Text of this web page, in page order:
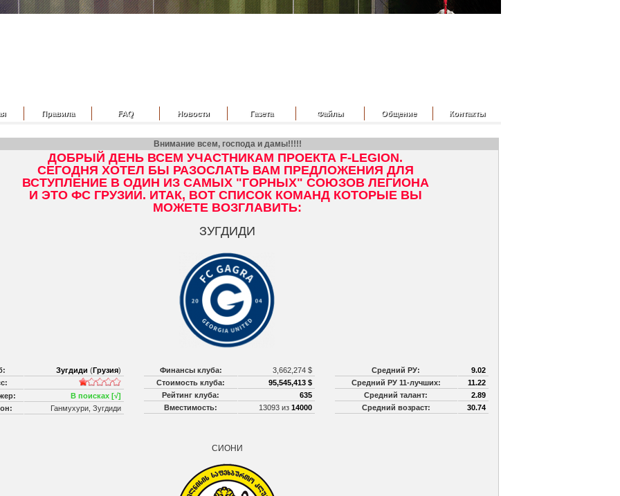
Правила FAQ Новости Газета Файлы Общение Контакты
Внимание всем, господа и дамы!!!!!
ДОБРЫЙ ДЕНЬ ВСЕМ УЧАСТНИКАМ ПРОЕКТА F-LEGION.
СЕГОДНЯ ХОТЕЛ БЫ РАЗОСЛАТЬ ВАМ ПРЕДЛОЖЕНИЯ ДЛЯ
ВСТУПЛЕНИЕ В ОДИН ИЗ САМЫХ "ГОРНЫХ" СОЮЗОВ ЛЕГИОНА
И ЭТО ФС ГРУЗИИ. ИТАК, ВОТ СПИСОК КОМАНД КОТОРЫЕ ВЫ
МОЖЕТЕ ВОЗГЛАВИТЬ:
ЗУГДИДИ
Зугдиди (Грузия)
В поисках [√]
Ганмухури, Зугдиди
Финансы клуба:
3,662,274 $
Стоимость клуба:
95,545,413 $
Рейтинг клуба:
635
Вместимость:
13093 из 14000
Средний РУ:
9.02
Средний РУ 11-лучших:
11.22
Средний талант:
2.89
Средний возраст:
30.74
СИОНИ